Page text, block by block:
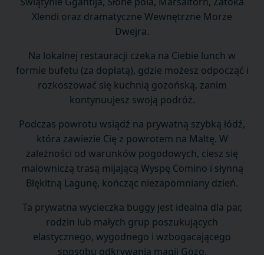
Xlendi oraz dramatyczne Wewnętrzne Morze
Dwejra.
Na lokalnej restauracji czeka na Ciebie lunch w
formie bufetu (za dopłatą), gdzie możesz odpocząć i
rozkoszować się kuchnią gozońską, zanim
kontynuujesz swoją podróż.
Podczas powrotu wsiądź na prywatną szybką łódź,
która zawiezie Cię z powrotem na Maltę. W
zależności od warunków pogodowych, ciesz się
malowniczą trasą mijającą Wyspę Comino i słynną
Błękitną Lagunę, kończąc niezapomniany dzień.
Ta prywatna wycieczka buggy jest idealna dla par,
rodzin lub małych grup poszukujących
elastycznego, wygodnego i wzbogacającego
sposobu odkrywania magii Gozo.